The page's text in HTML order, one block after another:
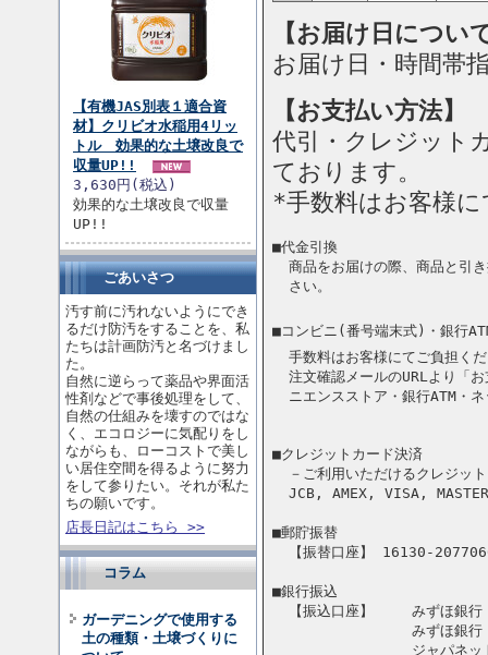
【有機JAS別表１適合資
材】クリビオ水稲用4リッ
トル 効果的な土壌改良で
収量UP!!
3,630円(税込)
効果的な土壌改良で収量
UP!!
ごあいさつ
汚す前に汚れないようにでき
るだけ防汚をすることを、私
たちは計画防汚と名づけまし
た。
自然に逆らって薬品や界面活
性剤などで事後処理をして、
自然の仕組みを壊すのではな
く、エコロジーに気配りをし
ながらも、ローコストで美し
い居住空間を得るように努力
をして参りたい。それが私た
ちの願いです。
店長日記はこちら >>
コラム
ガーデニングで使用する
土の種類・土壌づくりに
【お届け日につい
お届け日・時間帯
【お支払い方法】
代引・クレジット
ております。
*手数料はお客様
■代金引換
商品をお届けの際、商品と引
さい。
■コンビニ(番号端末式)・銀行
手数料はお客様にてご負担く
注文確認メールのURLより「
ニエンスストア・銀行ATM・
■クレジットカード決済
－ご利用いただけるクレジッ
JCB, AMEX, VISA,
■郵貯振替
【振替口座】 16130-
■銀行振込
【振込口座】
みずほ銀
みずほ銀
ジャパネ